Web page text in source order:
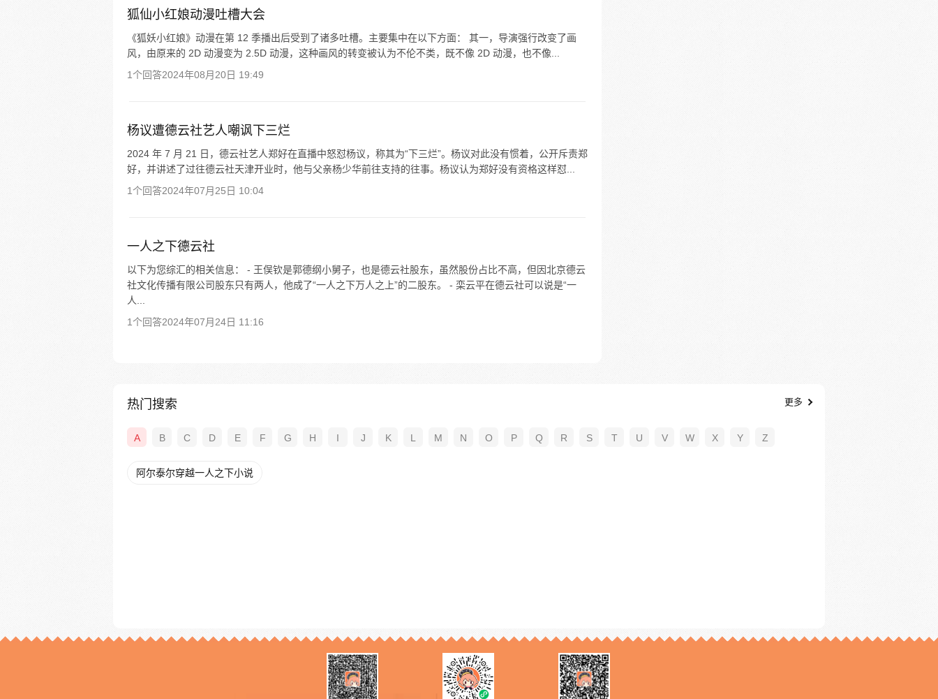
狐仙小红娘动漫吐槽大会
《狐妖小红娘》动漫在第 12 季播出后受到了诸多吐槽。主要集中在以下方面： 其一，导演强行改变了画
风，由原来的 2D 动漫变为 2.5D 动漫，这种画风的转变被认为不伦不类，既不像 2D 动漫，也不像...
1个回答2024年08月20日 19:49
杨议遭德云社艺人嘲讽下三烂
2024 年 7 月 21 日，德云社艺人郑好在直播中怒怼杨议，称其为“下三烂”。杨议对此没有惯着，公开斥责郑
好，并讲述了过往德云社天津开业时，他与父亲杨少华前往支持的往事。杨议认为郑好没有资格这样怼...
1个回答2024年07月25日 10:04
一人之下德云社
以下为您综汇的相关信息： - 王俣钦是郭德纲小舅子，也是德云社股东，虽然股份占比不高，但因北京德云
社文化传播有限公司股东只有两人，他成了“一人之下万人之上”的二股东。 - 栾云平在德云社可以说是“一
人...
1个回答2024年07月24日 11:16
热门搜索 更多
A B C D E F G H I J K L M N O P Q R S T U V W X Y Z
阿尔泰尔穿越一人之下小说